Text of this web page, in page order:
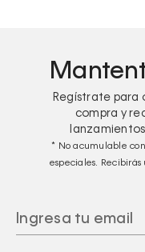
Regístrate para
compra y
* No acumulable
especiales.